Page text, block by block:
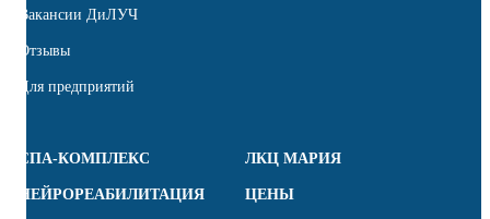
Вакансии ДиЛУЧ
Отзывы
Для предприятий
СПА-КОМПЛЕКС ЛКЦ МАРИЯ
НЕЙРОРЕАБИЛИТАЦИЯ ЦЕНЫ